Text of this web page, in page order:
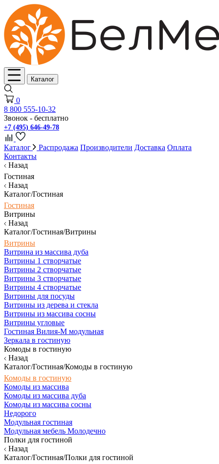
Каталог
0
8 800 555-10-32
Звонок - бесплатно
+7 (495) 646-49-78
Каталог Распродажа Производители Доставка Оплата
Контакты
Назад
Гостиная
Назад
Каталог/Гостиная
Гостиная
Витрины
Назад
Каталог/Гостиная/Витрины
Витрины
Витрина из массива дуба
Витрины 1 створчатые
Витрины 2 створчатые
Витрины 3 створчатые
Витрины 4 створчатые
Витрины для посуды
Витрины из дерева и стекла
Витрины из массива сосны
Витрины угловые
Гостиная Вилия-М модульная
Зеркала в гостиную
Комоды в гостиную
Назад
Каталог/Гостиная/Комоды в гостиную
Комоды в гостиную
Комоды из массива
Комоды из массива дуба
Комоды из массива сосны
Недорого
Модульная гостиная
Модульная мебель Молодечно
Полки для гостиной
Назад
Каталог/Гостиная/Полки для гостиной